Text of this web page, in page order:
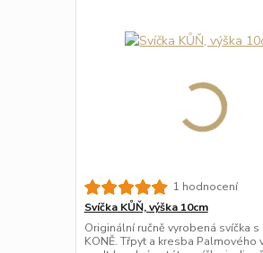
1 hodnocení
Svíčka KŮŇ, výška 10cm
Originální ručně vyrobená svíčka
KONĚ. Třpyt a kresba Palmového